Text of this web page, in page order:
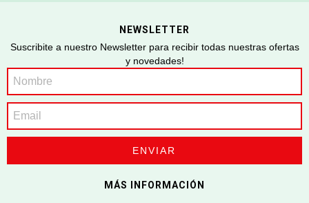
NEWSLETTER
Suscribite a nuestro Newsletter para recibir todas nuestras ofertas
y novedades!
MÁS INFORMACIÓN